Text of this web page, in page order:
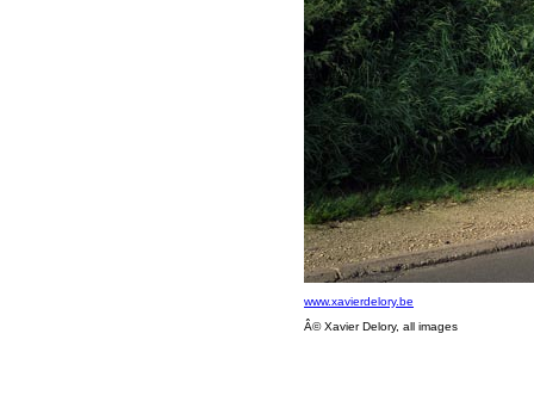
www.xavierdelory.be
Â© Xavier Delory, all images